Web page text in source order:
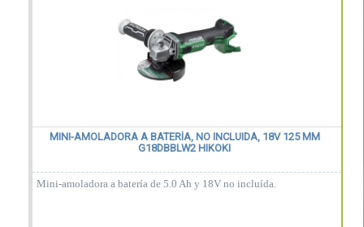
MINI-AMOLADORA A BATERÍA, NO INCLUIDA, 18V 125 MM
G18DBBLW2 HIKOKI
Mini-amoladora a batería de 5.0 Ah y 18V no incluída.